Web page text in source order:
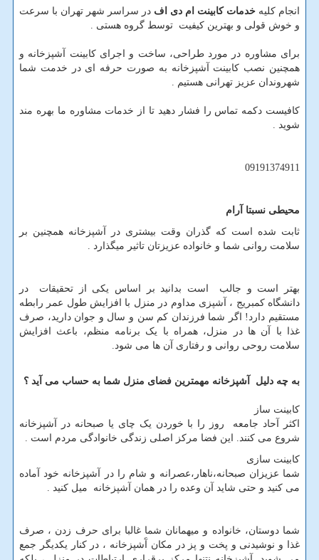
انجام کلیه خدمات کابینت ام دی اف در سراسر شهر تهران با سرعت
و خوش قولی و بهترین کیفیت توسط گروه هستی .
برای مشاوره در مورد طراحی، ساخت و اجرای کابینت آشپزخانه و
همچنین نصب کابینت آشپزخانه به صورت حرفه ای در خدمت شما
شهروندان عزیز تهرانی هستیم .
کافیست دکمه تماس را فشار دهید تا از خدمات مشاوره ما بهره مند
شوید .
09191374911
محیطی نسبتا آرام
ثابت شده است که گذران وقت بیشتری در آشپزخانه همچنین بر
سلامت روانی شما و خانواده عزیزتان تاثیر میگذارد .
بهتر است و جالب است بدانید بر اساس یکی از تحقیقات در
دانشگاه کمبریج ، آشپزی مداوم در منزل با افزایش طول عمر رابطه
مستقیم دارد! اگر شما فرزندان کم سن و سال و جوان دارید، صرف
غذا با آن ها در منزل، همراه با یک برنامه منظم، باعث افزایش
سلامت روحی روانی و رفتاری آن ها می شود.
به چه دلیل آشپزخانه مهمترین فضای منزل شما به حساب می آید ؟
کابینت ساز
اکثر آحاد جامعه روز را با خوردن یک چای یا صبحانه در آشپزخانه
شروع می کنند. این فضا مرکز اصلی زندگی خانوادگی مردم است .
کابینت سازی
شما عزیزان صبحانه،ناهار،عصرانه و شام را در آشپزخانه خود آماده
می کنید و حتی شاید آن وعده را در همان آشپزخانه میل کنید .
شما دوستان، خانواده و میهمانان شما غالبا برای حرف زدن ، صرف
غذا و نوشیدنی و پخت و پز در مکان آَشپزخانه ، در کنار یکدیگر جمع